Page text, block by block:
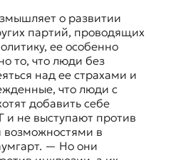
о развитии
партий, проводящих
ее особенно
то, что люди без
над ее страхами и
что люди с
добавить себе
и не выступают против
в
— Но они